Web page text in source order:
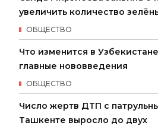
увеличить количество
ОБЩЕСТВО
Что изменится в Узбекистане
главные нововведения
ОБЩЕСТВО
Число жертв ДТП с
Ташкенте выросло до двух